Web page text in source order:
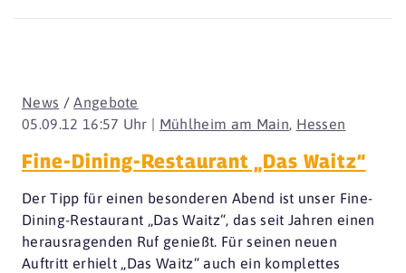
05.09.12 16:57 Uhr | Mühlheim am Main, Hessen
News /Angebote
Fine-Dining-Restaurant „Das Waitz“
Der Tipp für einen besonderen Abend ist unser Fine-
Dining-Restaurant „Das Waitz“, das seit Jahren einen
herausragenden Ruf genießt. Für seinen neuen
Auftritt erhielt „Das Waitz“ auch ein komplettes